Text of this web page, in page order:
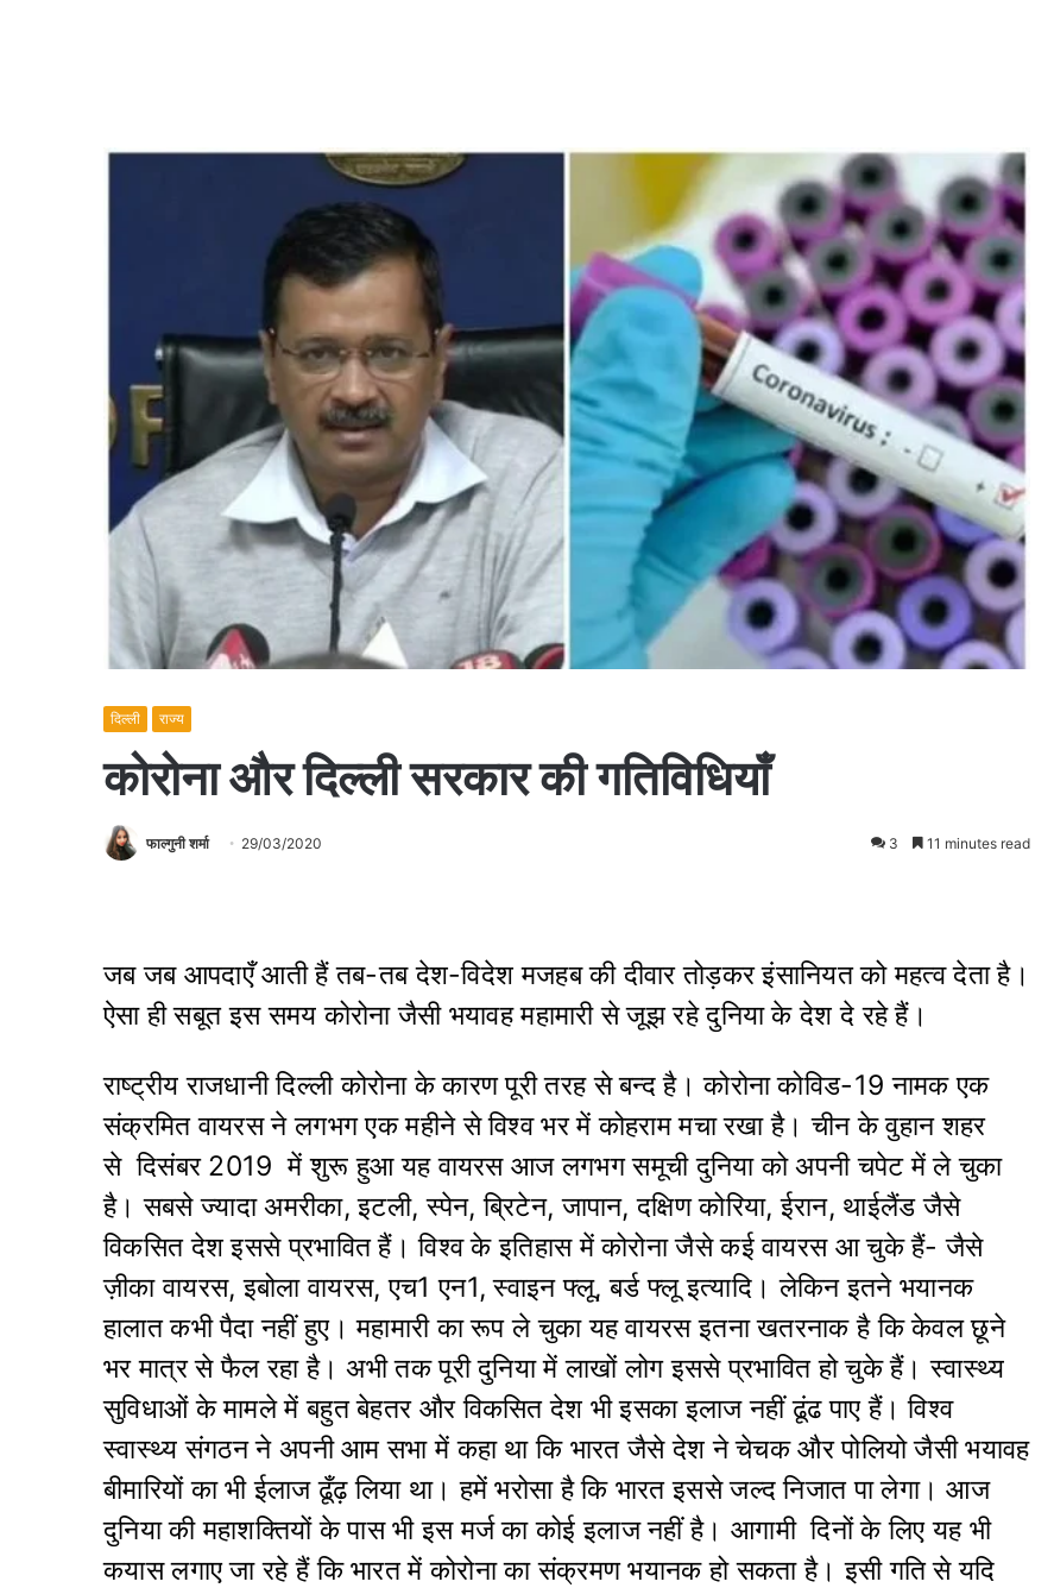
दिल्ली राज्य
कोरोना और दिल्ली सरकार की गतिविधियाँ
फाल्गुनी शर्मा 29/03/2020 3 11 minutes read
जब जब आपदाएँ आती हैं तब-तब देश-विदेश मजहब की दीवार तोड़कर इंसानियत को महत्व देता है।
ऐसा ही सबूत इस समय कोरोना जैसी भयावह महामारी से जूझ रहे दुनिया के देश दे रहे हैं।
राष्ट्रीय राजधानी दिल्ली कोरोना के कारण पूरी तरह से बन्द है। कोरोना कोविड-19 नामक एक
संक्रमित वायरस ने लगभग एक महीने से विश्व भर में कोहराम मचा रखा है। चीन के वुहान शहर
से दिसंबर 2019 में शुरू हुआ यह वायरस आज लगभग समूची दुनिया को अपनी चपेट में ले चुका
है। सबसे ज्यादा अमरीका, इटली, स्पेन, ब्रिटेन, जापान, दक्षिण कोरिया, ईरान, थाईलैंड जैसे
विकसित देश इससे प्रभावित हैं। विश्व के इतिहास में कोरोना जैसे कई वायरस आ चुके हैं- जैसे
ज़ीका वायरस, इबोला वायरस, एच1 एन1, स्वाइन फ्लू, बर्ड फ्लू इत्यादि। लेकिन इतने भयानक
हालात कभी पैदा नहीं हुए। महामारी का रूप ले चुका यह वायरस इतना खतरनाक है कि केवल छूने
भर मात्र से फैल रहा है। अभी तक पूरी दुनिया में लाखों लोग इससे प्रभावित हो चुके हैं। स्वास्थ्य
सुविधाओं के मामले में बहुत बेहतर और विकसित देश भी इसका इलाज नहीं ढूंढ पाए हैं। विश्व
स्वास्थ्य संगठन ने अपनी आम सभा में कहा था कि भारत जैसे देश ने चेचक और पोलियो जैसी भयावह
बीमारियों का भी ईलाज ढूँढ़ लिया था। हमें भरोसा है कि भारत इससे जल्द निजात पा लेगा। आज
दुनिया की महाशक्तियों के पास भी इस मर्ज का कोई इलाज नहीं है। आगामी दिनों के लिए यह भी
कयास लगाए जा रहे हैं कि भारत में कोरोना का संक्रमण भयानक हो सकता है। इसी गति से यदि